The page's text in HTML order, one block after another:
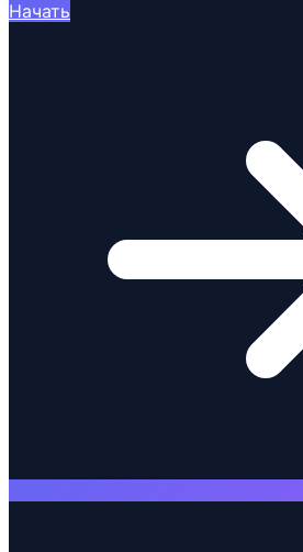
Начать